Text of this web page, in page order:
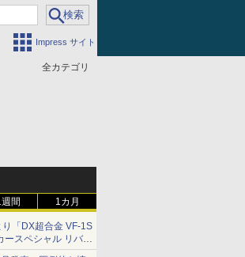
Impress サイト
全カテゴリ
週間 1カ月
り「DX超合金 VF-1S
ースペシャル リバイ